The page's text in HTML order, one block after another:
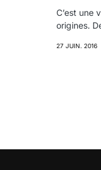
C’est une
origines.
27 JUIN. 2016